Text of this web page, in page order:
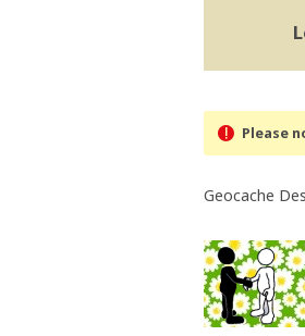
Please
Geocache